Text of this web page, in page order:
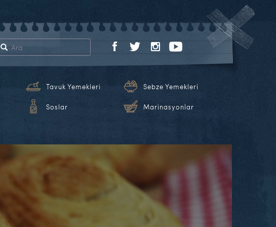
Tavuk Yemekleri Sebze Yemekleri
Soslar Marinasyonlar